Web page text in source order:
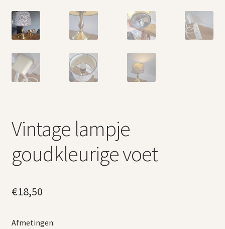
Vintage lampje
goudkleurige voet
€18,50
Afmetingen: